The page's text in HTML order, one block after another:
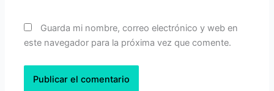
Guarda mi nombre, correo electrónico y web en
este navegador para la próxima vez que comente.